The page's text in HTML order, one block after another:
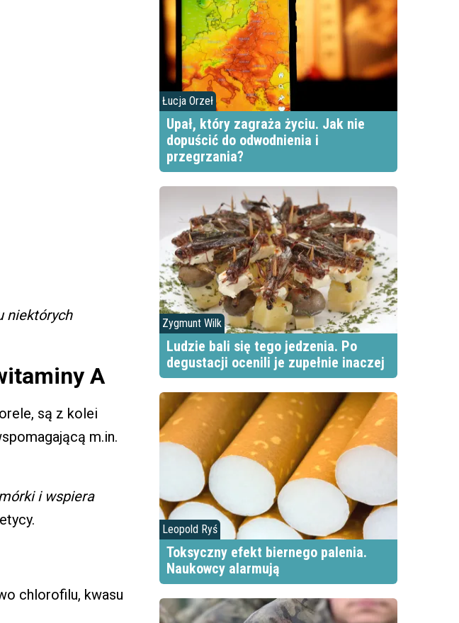
niektórych
A
są z kolei
m.in.
i wspiera
chlorofilu, kwasu
Łucja Orzeł
Upał, który zagraża życiu. Jak nie
dopuścić do odwodnienia i
przegrzania?
Zygmunt Wilk
Ludzie bali się tego jedzenia. Po
degustacji ocenili je zupełnie inaczej
Leopold Ryś
Toksyczny efekt biernego palenia.
Naukowcy alarmują